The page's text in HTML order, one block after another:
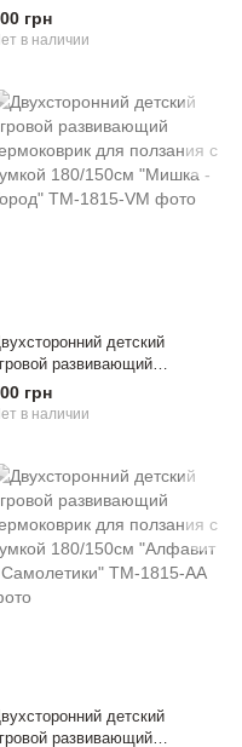
для ползания с
180/150см "Лондон -
грн
в наличии
детский
развивающий
для ползания с
180/150см "Мишка -
грн
в наличии
детский
развивающий